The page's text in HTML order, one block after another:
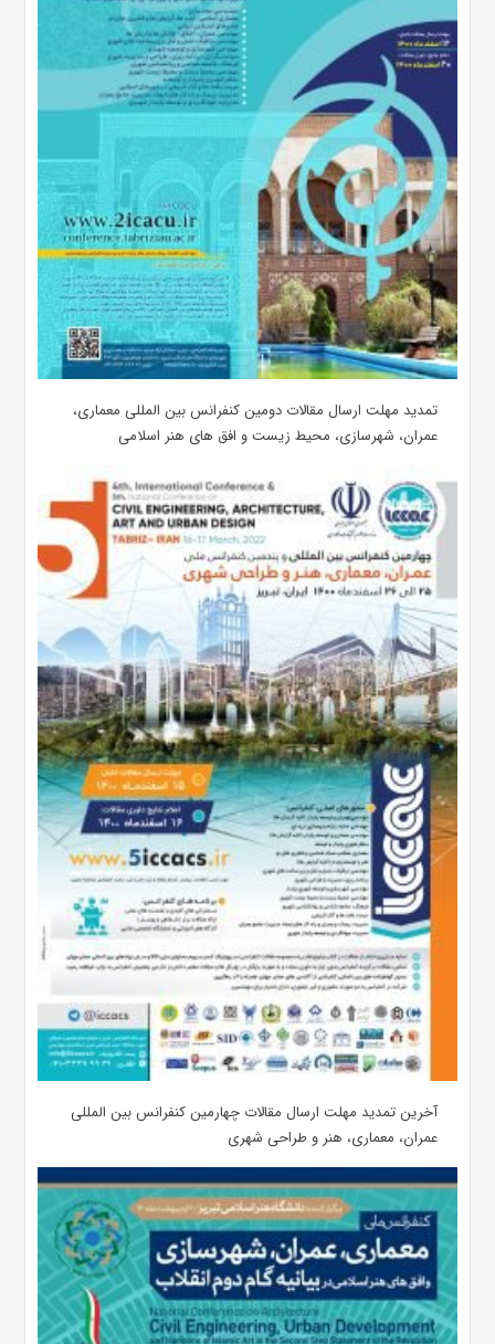
تمدید مهلت ارسال مقالات دومین کنفرانس بین المللی معماری،
عمران، شهرسازی، محیط زیست و افق های هنر اسلامی
آخرین تمدید مهلت ارسال مقالات چهارمین کنفرانس بین المللی
عمران، معماری، هنر و طراحی شهری